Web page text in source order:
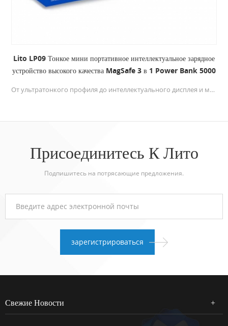
Lito LP09 Тонкое мини портативное интеллектуальное зарядное
устройство высокого качества MagSafe 3 в 1 Power Bank 5000
От ультратонкого профиля до интеллектуального дисплея и магнитной универсальности, этот мини-банк питания создан для современных требований. Это не просто аккумулятор — это сплав инноваций и практичности. Независимо от того, что вы ставите в приоритет: скорость, портативность или интеллектуальный мониторинг, LP09 превосходит все ожидания.
Присоединитесь К Лито
Подпишитесь на потрясающие предложения.
Свежие Новости